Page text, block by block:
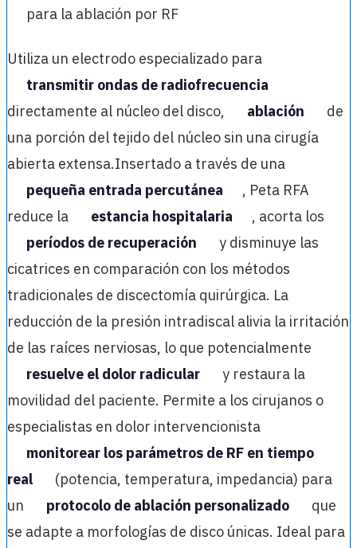
para la ablación por RF
Utiliza un electrodo especializado para
transmitir ondas de radiofrecuencia
directamente al núcleo del disco,
ablación
de
una porción del tejido del núcleo sin una cirugía
abierta extensa.Insertado a través de una
pequeña entrada percutánea
, Peta RFA
reduce la
estancia hospitalaria
, acorta los
períodos de recuperación
y disminuye las
cicatrices en comparación con los métodos
tradicionales de discectomía quirúrgica. La
reducción de la presión intradiscal alivia la irritación
de las raíces nerviosas, lo que potencialmente
resuelve el dolor radicular
y restaura la
movilidad del paciente. Permite a los cirujanos o
especialistas en dolor intervencionista
monitorear los parámetros de RF en tiempo
real
(potencia, temperatura, impedancia) para
un
protocolo de ablación personalizado
que
se adapte a morfologías de disco únicas. Ideal para